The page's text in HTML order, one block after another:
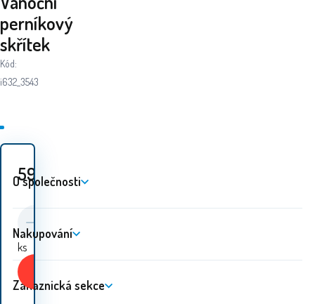
perníkový
skřítek
Kód:
i632_3543
59 Kč
ks
O společnosti
Nakupování
Zákaznická sekce